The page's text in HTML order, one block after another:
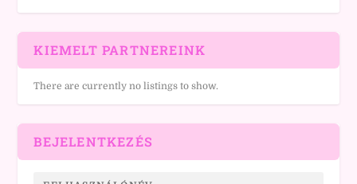
KIEMELT PARTNEREINK
There are currently no listings to show.
BEJELENTKEZÉS